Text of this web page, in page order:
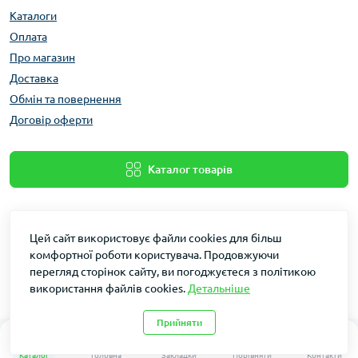
Каталог Головна Закладки
0
Порівняти Контакти
та соковижималками.
Каталоги
Оплата
Про магазин
Доставка
Обмін та повернення
Договір оферти
Каталог товарів
Dakin © 2026
Цей сайт використовує файли cookies для більш
комфортної роботи користувача. Продовжуючи
перегляд сторінок сайту, ви погоджуєтеся з політикою
використання файлів cookies. Детальніше
Прийняти